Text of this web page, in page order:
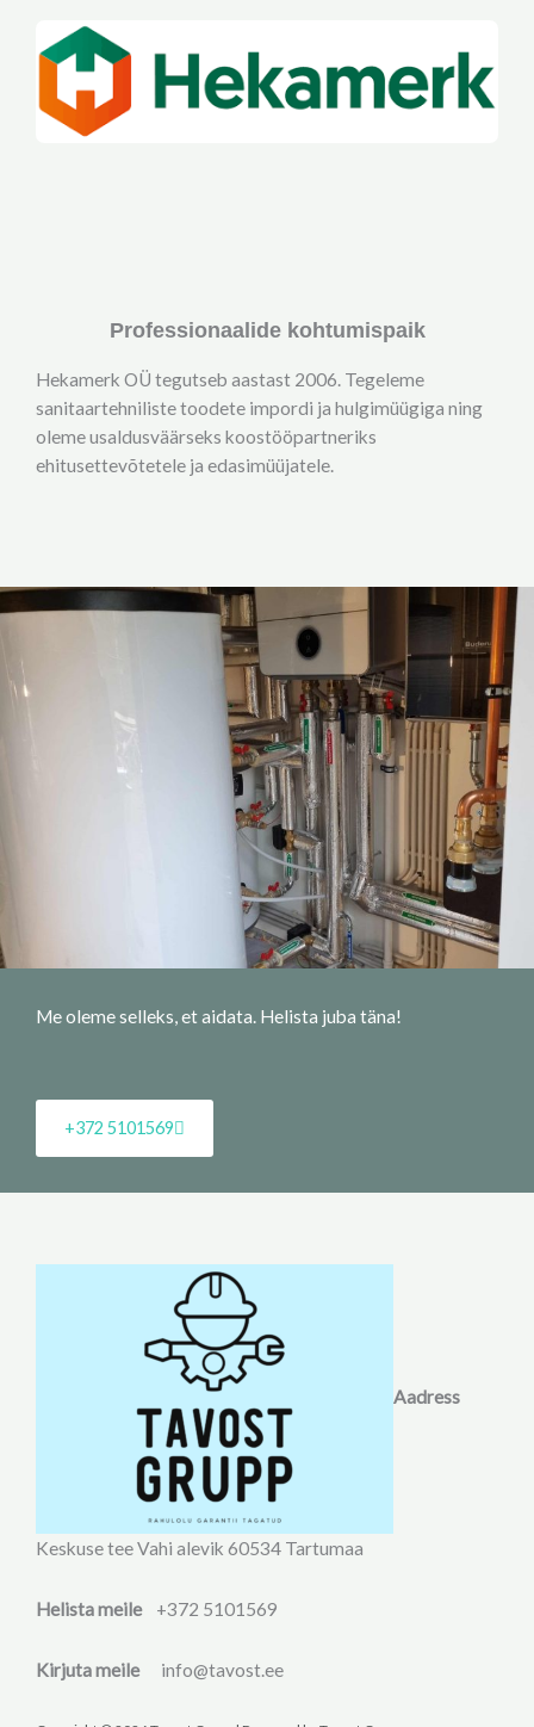
Professionaalide kohtumispaik
Hekamerk OÜ tegutseb aastast 2006. Tegeleme
sanitaartehniliste toodete impordi ja hulgimüügiga ning
oleme usaldusväärseks koostööpartneriks
ehitusettevõtetele ja edasimüüjatele.
Me oleme selleks, et aidata. Helista juba täna!
+372 5101569
Aadress
Keskuse tee Vahi alevik 60534 Tartumaa
Helista meile +372 5101569
Kirjuta meile info@tavost.ee